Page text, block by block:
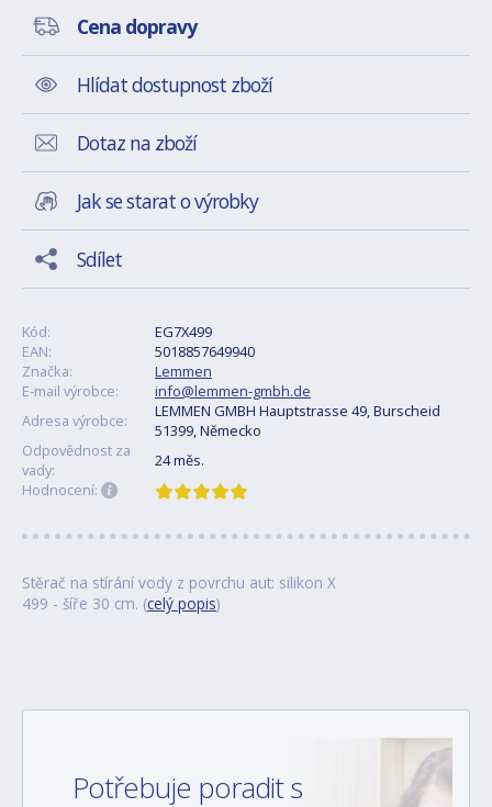
Cena dopravy
Hlídat dostupnost zboží
Dotaz na zboží
Jak se starat o výrobky
Sdílet
Kód:
EG7X499
EAN:
5018857649940
Značka:
Lemmen
E-mail výrobce:
info@lemmen-gmbh.de
Adresa výrobce:
LEMMEN GMBH Hauptstrasse 49, Burscheid
51399, Německo
Odpovědnost za
vady:
24 měs.
Hodnocení:
Stěrač na stírání vody z povrchu aut: silikon X
499 - šíře 30 cm. (celý popis)
Potřebuje poradit s